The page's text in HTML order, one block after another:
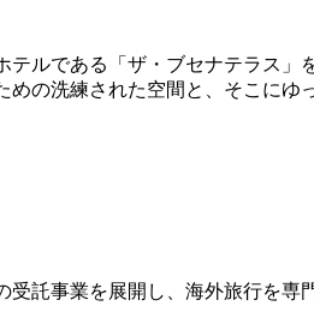
ルである「ザ・ブセナテラス
の洗練された空間と、そこに
託事業を展開し、海外旅行を